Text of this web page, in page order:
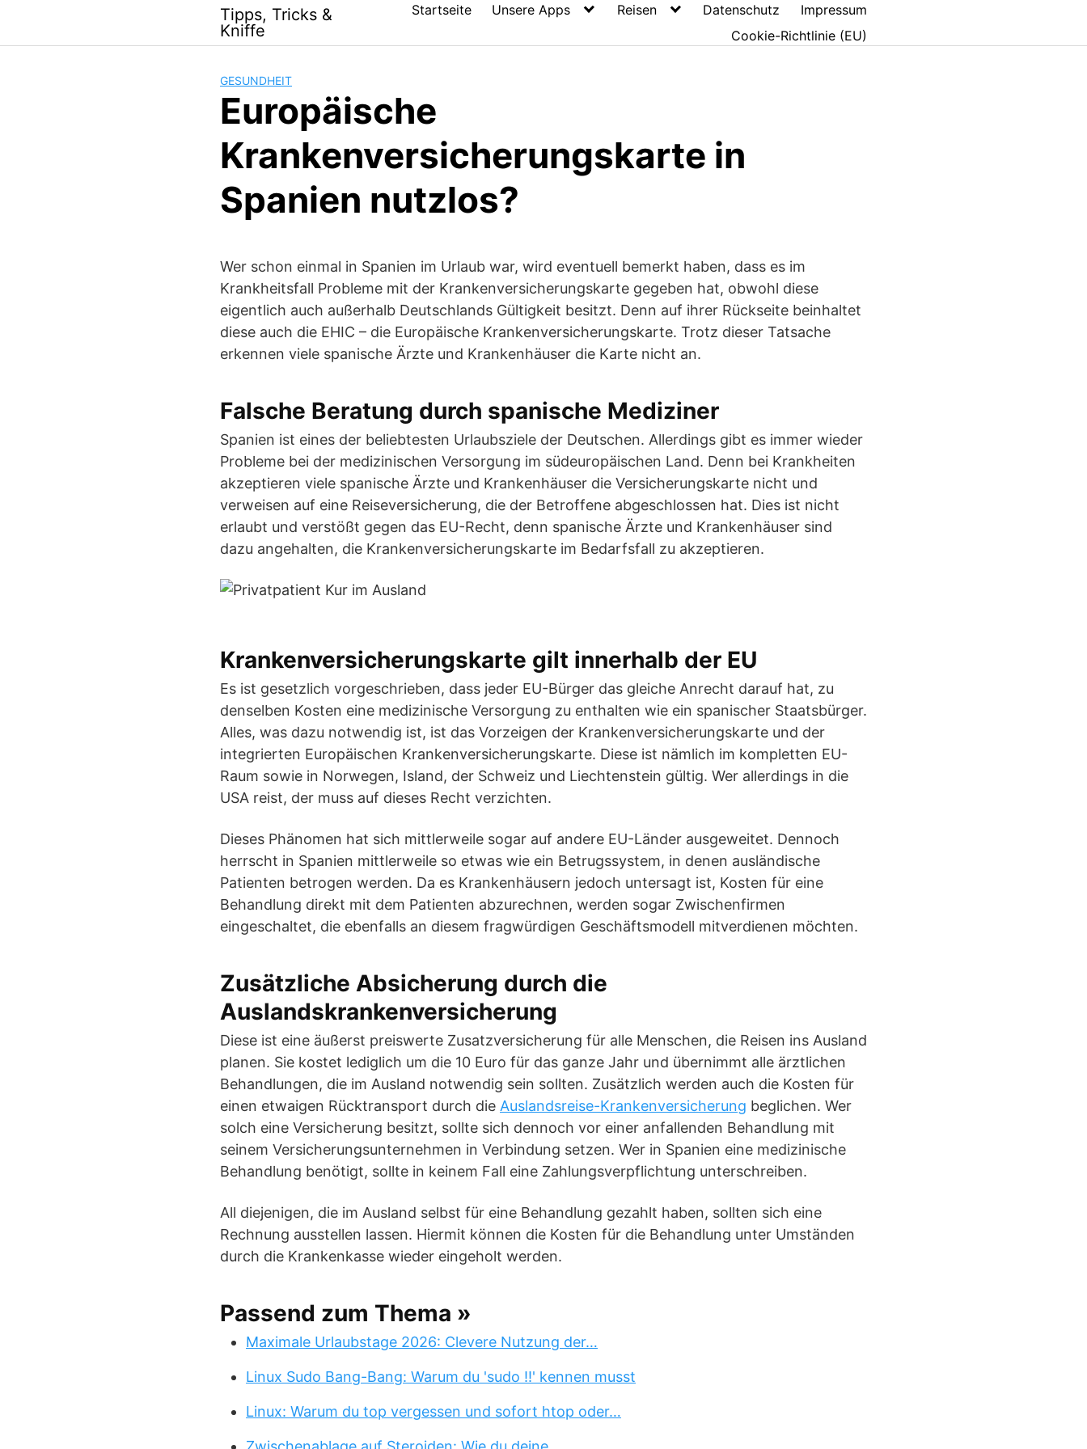
content
Tipps, Tricks &
Kniffe
Startseite Unsere Apps Reisen Datenschutz
Impressum
Cookie-Richtlinie (EU)
GESUNDHEIT
Europäische
Krankenversicherungskarte in
Spanien nutzlos?
Wer schon einmal in Spanien im Urlaub war, wird eventuell bemerkt haben, dass es im
Krankheitsfall Probleme mit der Krankenversicherungskarte gegeben hat, obwohl diese
eigentlich auch außerhalb Deutschlands Gültigkeit besitzt. Denn auf ihrer Rückseite beinhaltet
diese auch die EHIC – die Europäische Krankenversicherungskarte. Trotz dieser Tatsache
erkennen viele spanische Ärzte und Krankenhäuser die Karte nicht an.
Falsche Beratung durch spanische Mediziner
Spanien ist eines der beliebtesten Urlaubsziele der Deutschen. Allerdings gibt es immer wieder
Probleme bei der medizinischen Versorgung im südeuropäischen Land. Denn bei Krankheiten
akzeptieren viele spanische Ärzte und Krankenhäuser die Versicherungskarte nicht und
verweisen auf eine Reiseversicherung, die der Betroffene abgeschlossen hat. Dies ist nicht
erlaubt und verstößt gegen das EU-Recht, denn spanische Ärzte und Krankenhäuser sind
dazu angehalten, die Krankenversicherungskarte im Bedarfsfall zu akzeptieren.
Krankenversicherungskarte gilt innerhalb der EU
Es ist gesetzlich vorgeschrieben, dass jeder EU-Bürger das gleiche Anrecht darauf hat, zu
denselben Kosten eine medizinische Versorgung zu enthalten wie ein spanischer Staatsbürger.
Alles, was dazu notwendig ist, ist das Vorzeigen der Krankenversicherungskarte und der
integrierten Europäischen Krankenversicherungskarte. Diese ist nämlich im kompletten EU-
Raum sowie in Norwegen, Island, der Schweiz und Liechtenstein gültig. Wer allerdings in die
USA reist, der muss auf dieses Recht verzichten.
Dieses Phänomen hat sich mittlerweile sogar auf andere EU-Länder ausgeweitet. Dennoch
herrscht in Spanien mittlerweile so etwas wie ein Betrugssystem, in denen ausländische
Patienten betrogen werden. Da es Krankenhäusern jedoch untersagt ist, Kosten für eine
Behandlung direkt mit dem Patienten abzurechnen, werden sogar Zwischenfirmen
eingeschaltet, die ebenfalls an diesem fragwürdigen Geschäftsmodell mitverdienen möchten.
Zusätzliche Absicherung durch die
Auslandskrankenversicherung
Diese ist eine äußerst preiswerte Zusatzversicherung für alle Menschen, die Reisen ins Ausland
planen. Sie kostet lediglich um die 10 Euro für das ganze Jahr und übernimmt alle ärztlichen
Behandlungen, die im Ausland notwendig sein sollten. Zusätzlich werden auch die Kosten für
einen etwaigen Rücktransport durch die Auslandsreise-Krankenversicherung beglichen. Wer
solch eine Versicherung besitzt, sollte sich dennoch vor einer anfallenden Behandlung mit
seinem Versicherungsunternehmen in Verbindung setzen. Wer in Spanien eine medizinische
Behandlung benötigt, sollte in keinem Fall eine Zahlungsverpflichtung unterschreiben.
All diejenigen, die im Ausland selbst für eine Behandlung gezahlt haben, sollten sich eine
Rechnung ausstellen lassen. Hiermit können die Kosten für die Behandlung unter Umständen
durch die Krankenkasse wieder eingeholt werden.
Passend zum Thema »
Maximale Urlaubstage 2026: Clevere Nutzung der…
Linux Sudo Bang-Bang: Warum du 'sudo !!' kennen musst
Linux: Warum du top vergessen und sofort htop oder…